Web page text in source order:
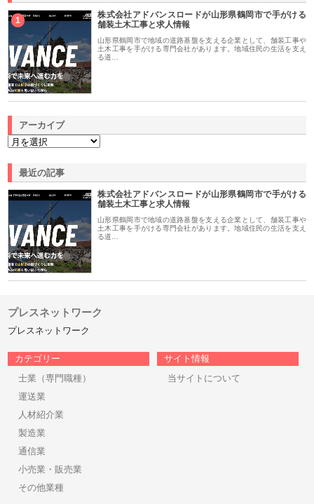
1
株式会社アドバンスロードが山形県鶴岡市で手がける
舗装土木工事と求人情報
山形県鶴岡市で地域の道路基盤を支える企業として、舗装工事や
土木工事を手がける専門会社があります。地域住民の生活を支え
る道…
アーカイブ
最近の記事
株式会社アドバンスロードが山形県鶴岡市で手がける
舗装土木工事と求人情報
山形県鶴岡市で地域の道路基盤を支える企業として、舗装工事や
土木工事を手がける専門会社があります。地域住民の生活を支え
る道…
プレスネットワーク
プレスネットワーク
カテゴリー
士業（専門職種）
運送業
人材紹介業
製造業
通信業
小売業・販売業
その他業種
サイト情報
当サイトについて